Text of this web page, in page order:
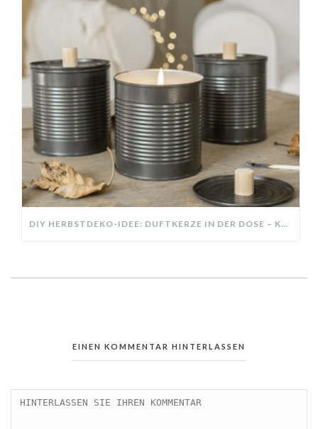
DIY HERBSTDEKO-IDEE: DUFTKERZE IN DER DOSE – KREATIV UND NACHHALTIG
EINEN KOMMENTAR HINTERLASSEN